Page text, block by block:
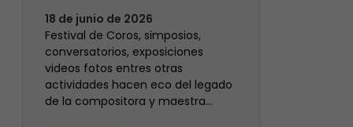
18 de junio de 2026
Festival de Coros, simposios,
conversatorios, exposiciones
videos fotos entres otras
actividades hacen eco del legado
de la compositora y maestra…